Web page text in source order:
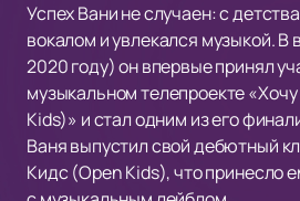
Успех Вани не случаен: с
вокалом и увлекался музыкой. В
2020 году) он впервые принял
музыкальном телепроекте
Kids)» и стал одним из его
Ваня выпустил свой дебютный
Кидс (Open Kids), что принесло